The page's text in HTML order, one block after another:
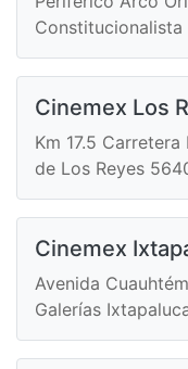
Cinemex Los
Km 17.5
de Los Reyes
Cinemex
Avenida
Galerías